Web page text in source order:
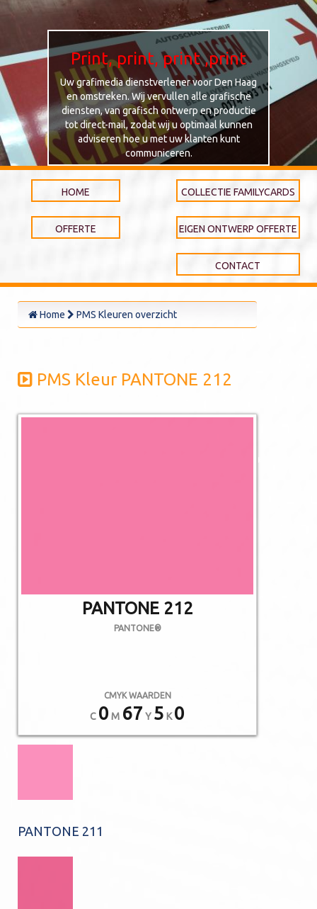
Print, print, print ,print
Uw grafimedia dienstverlener voor Den Haag
en omstreken. Wij vervullen alle grafische
diensten, van grafisch ontwerp en productie
tot direct-mail, zodat wij u optimaal kunnen
adviseren hoe u met uw klanten kunt
communiceren.
HOME
OFFERTE
COLLECTIE FAMILYCARDS
EIGEN ONTWERP OFFERTE
CONTACT
Home PMS Kleuren overzicht
PMS Kleur PANTONE 212
PANTONE 212
PANTONE®
CMYK WAARDEN
C 0 M 67 Y 5 K0
PANTONE 211